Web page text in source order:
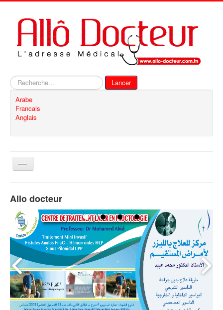
Rechercher
Lancer
Arabe
Francais
Anglais
Basculer
Contact
Allo docteur